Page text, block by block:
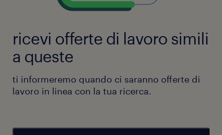
ricevi offerte di lavoro simili
a queste
ti informeremo quando ci saranno offerte di
lavoro in linea con la tua ricerca.